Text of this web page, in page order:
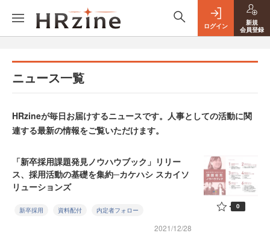
ログイン
新規
会員登録
ニュース一覧
HRzineが毎日お届けするニュースです。人事としての活動に関
連する最新の情報をご覧いただけます。
「新卒採用課題発見ノウハウブック」リリー
ス、採用活動の基礎を集約─カケハシ スカイソ
リューションズ
新卒採用 資料配付 内定者フォロー
2021/12/28
0